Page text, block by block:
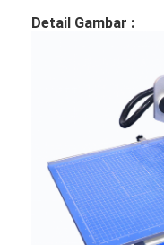
Produk
Video
Detail Gambar :